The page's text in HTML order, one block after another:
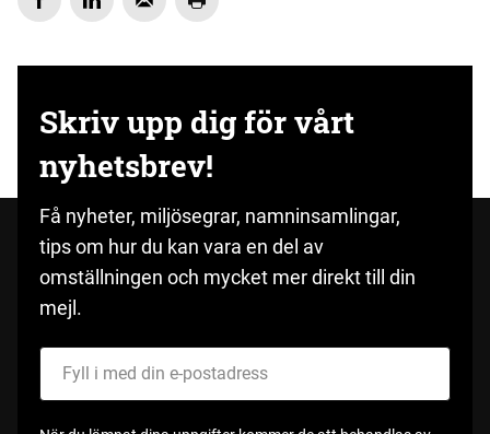
Skriv upp dig för vårt
nyhetsbrev!
Få nyheter, miljösegrar, namninsamlingar,
tips om hur du kan vara en del av
omställningen och mycket mer direkt till din
mejl.